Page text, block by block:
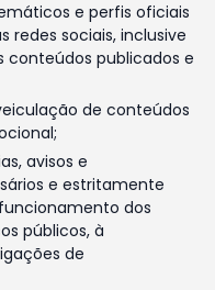
e perfis oficiais
redes sociais, inclusive
conteúdos publicados e
de conteúdos
avisos e
e estritamente
dos
públicos, à
de